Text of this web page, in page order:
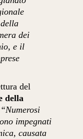
dei
e il
del
della
“Numerosi
impegnati
causata